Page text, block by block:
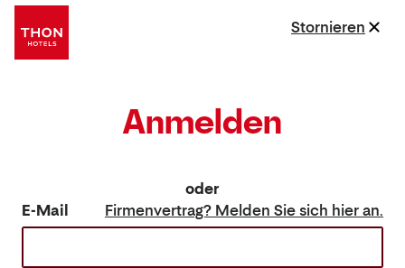
Anmelden
oder
E-Mail
Firmenvertrag? Melden Sie sich hier an.
Stornieren